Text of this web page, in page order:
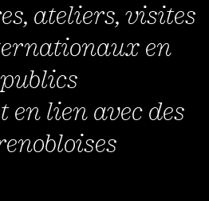
ateliers, visites
en
en lien avec des